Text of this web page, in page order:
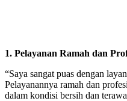
1. Pelayanan Ramah dan
“Saya sangat puas dengan
Pelayanannya ramah dan
dalam kondisi bersih dan